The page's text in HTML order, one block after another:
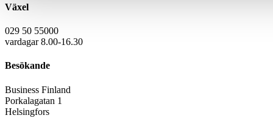
Växel
029 50 55000
vardagar 8.00-16.30
Besökande
Business Finland
Porkalagatan 1
Helsingfors